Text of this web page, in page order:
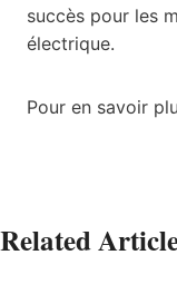
succès pour les
électrique.
Pour en savoir
Related